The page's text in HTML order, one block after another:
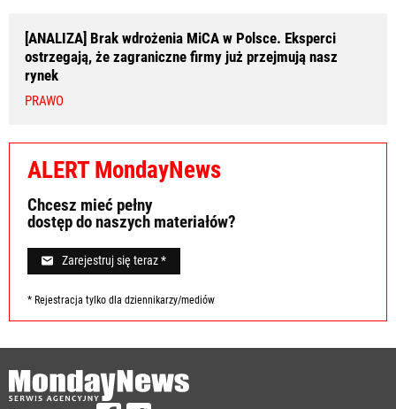
[ANALIZA] Brak wdrożenia MiCA w Polsce. Eksperci
ostrzegają, że zagraniczne firmy już przejmują nasz
rynek
PRAWO
ALERT MondayNews
Chcesz mieć pełny
dostęp do naszych materiałów?
Zarejestruj się teraz *
* Rejestracja tylko dla dziennikarzy/mediów